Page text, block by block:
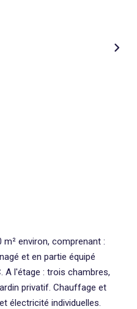
m² environ, comprenant :
et en partie équipé
A l'étage : trois chambres,
privatif. Chauffage et
électricité individuelles.